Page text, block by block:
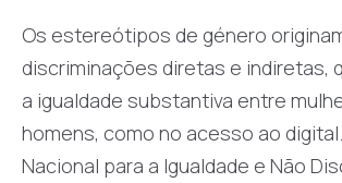
Os estereótipos de género
discriminações diretas e indiretas,
a igualdade substantiva entre
homens, como no acesso ao
Nacional para a Igualdade e Não